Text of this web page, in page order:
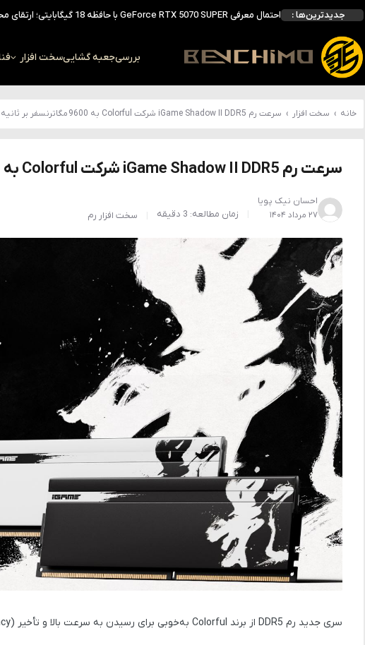
جدیدترین‌ها :
انویدیا DLSS 5 را با سه مدل هوش مصنوعی معرفی کرد؛ انتقادهای اولیه نتیجه داد
بررسی کیس GAMDIAS NESO P1 Pro؛ فول‌تاوری مهندسی‌شده برای سیستم‌های رده‌بالا
بررسیجعبه گشاییسخت افزار
خانه › سخت افزار › سرعت رم iGame Shadow II DDR5 شرکت Colorful به 9600 مگاترنسفر بر ثانیه می‌رسد
سرعت رم iGame Shadow II DDR5 شرکت Colorful به 9600 مگاترنسفر بر ثانیه می‌رسد
احسان نیک پویا
۲۷ مرداد ۱۴۰۴
زمان مطالعه: 3 دقیقه سخت افزار رم
سری جدید رم DDR5 از برند Colorful به‌خوبی برای رسیدن به سرعت بالا و تأخیر (Latency) پایین بهینه‌سازی شده است.